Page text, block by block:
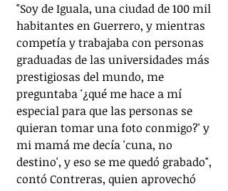
"Soy de Iguala, una ciudad de 100 mil
habitantes en Guerrero, y mientras
competía y trabajaba con personas
graduadas de las universidades más
prestigiosas del mundo, me
preguntaba '¿qué me hace a mí
especial para que las personas se
quieran tomar una foto conmigo?' y
mi mamá me decía 'cuna, no
destino', y eso se me quedó grabado",
contó Contreras, quien aprovechó